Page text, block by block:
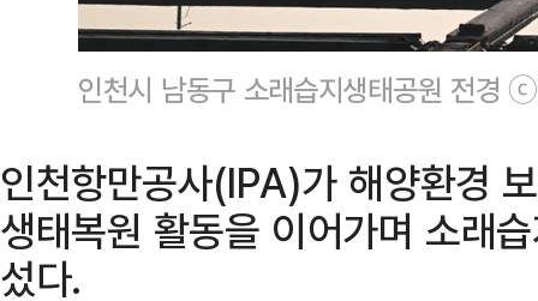
인천시 남동구 소래습지생태공원 전경
인천항만공사(IPA)가 해양환경
생태복원 활동을 이어가며 소래
섰다.